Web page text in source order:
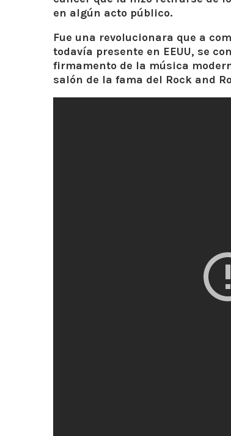
en algún acto público.
Fue una revolucionara que a
todavía presente en EEUU, se
firmamento de la música
salón de la fama del Rock and